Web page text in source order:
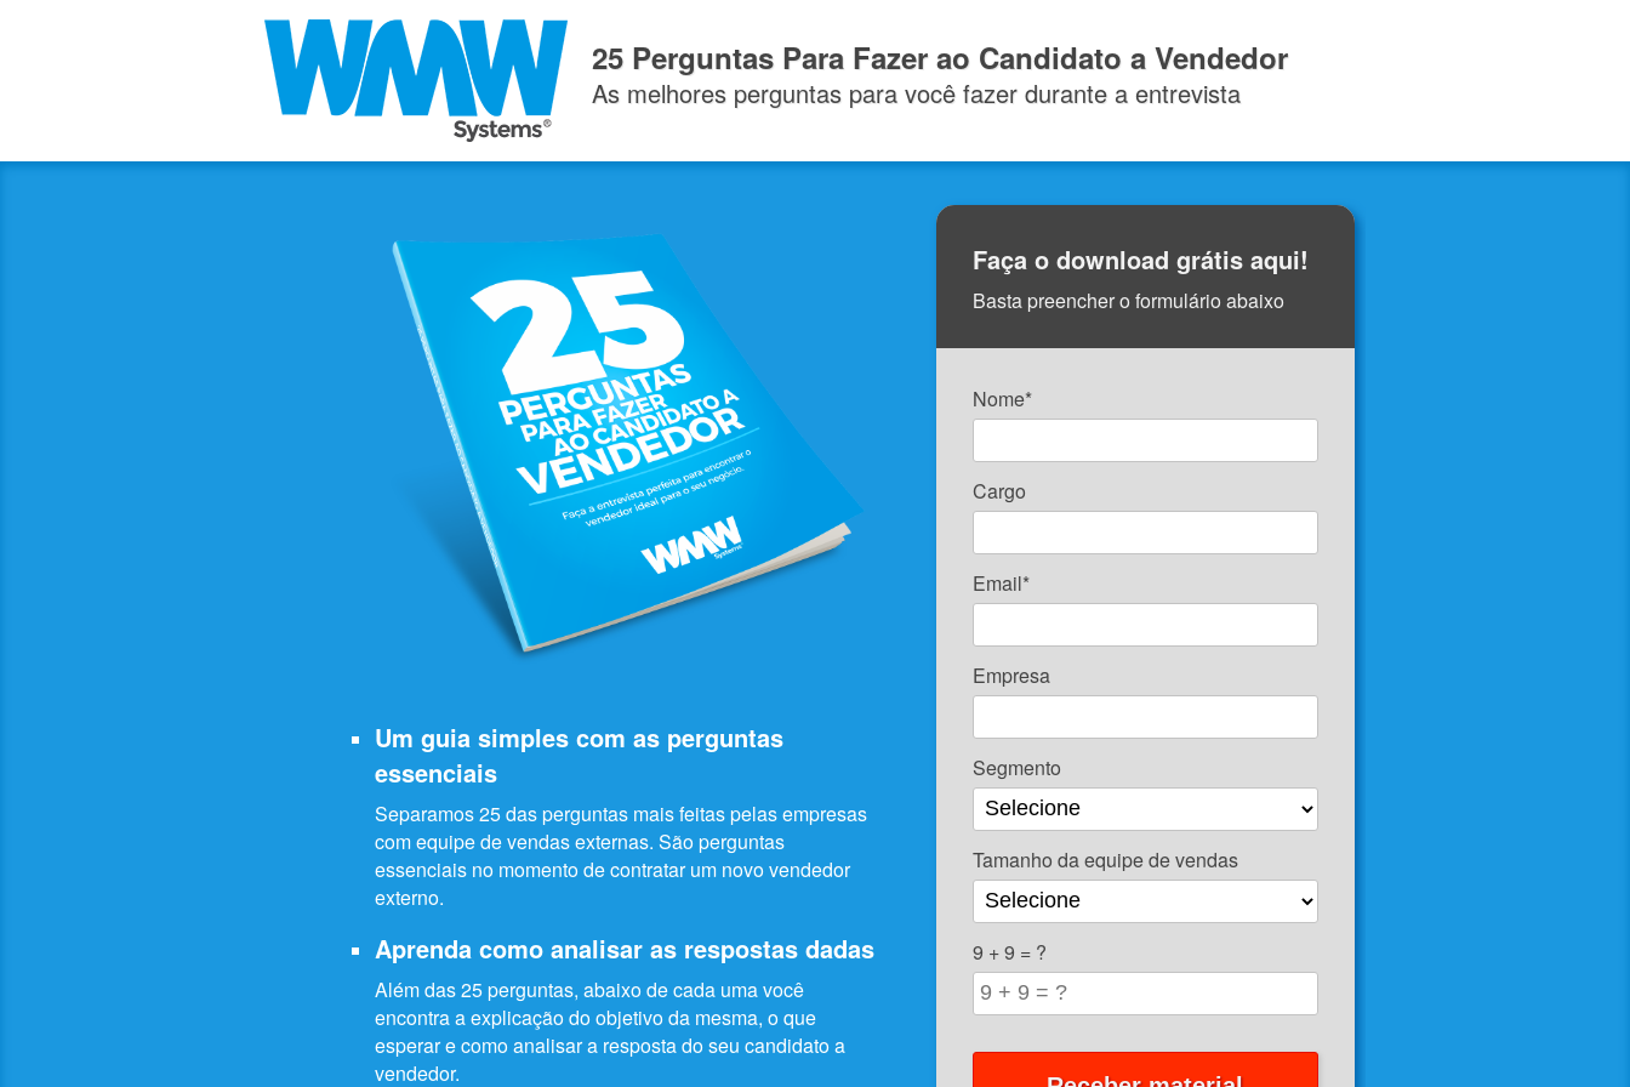
25 Perguntas Para Fazer ao Candidato a Vendedor
As melhores perguntas para você fazer durante a entrevista
Um guia simples com as perguntas
essenciais
Separamos 25 das perguntas mais feitas pelas empresas
com equipe de vendas externas. São perguntas
essenciais no momento de contratar um novo vendedor
externo.
Aprenda como analisar as respostas dadas
Além das 25 perguntas, abaixo de cada uma você
encontra a explicação do objetivo da mesma, o que
esperar e como analisar a resposta do seu candidato a
vendedor.
Faça o download grátis aqui!
Basta preencher o formulário abaixo
Nome*
Cargo
Email*
Empresa
Segmento
Tamanho da equipe de vendas
9 + 9 = ?